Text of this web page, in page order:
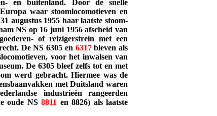
en buitenland. Door de snelle
waar stoomlocomotieven en
augustus 1955 haar laatste stoom-
NS op 16 juni 1956 afscheid van
of reizigerstrein met een
De NS 6305 en 6317bleven als
voor het inwalsen van
De 6305 bleef zelfs tot en met
werd gebracht. Hiermee was de
met Duitsland waren
industrieën rangeerden
oude NS8811 en 8826) als laatste